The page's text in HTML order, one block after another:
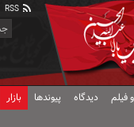
دیدگاه پیوندها بازار